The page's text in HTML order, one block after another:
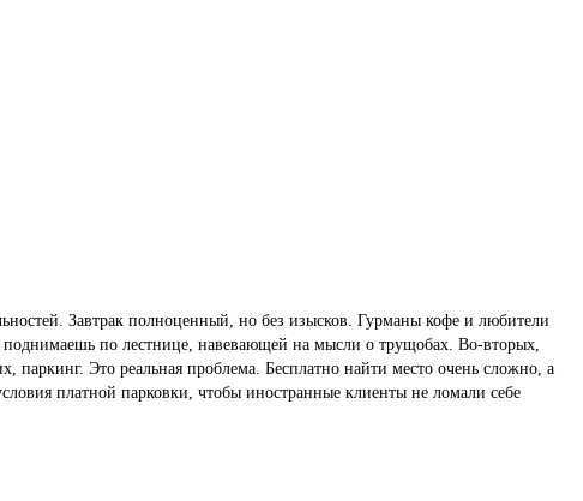
Завтрак полноценный, но без изысков. Гурманы кофе и любители
по лестнице, навевающей на мысли о трущобах. Во-вторых,
паркинг. Это реальная проблема. Бесплатно найти место очень сложно, а
платной парковки, чтобы иностранные клиенты не ломали себе